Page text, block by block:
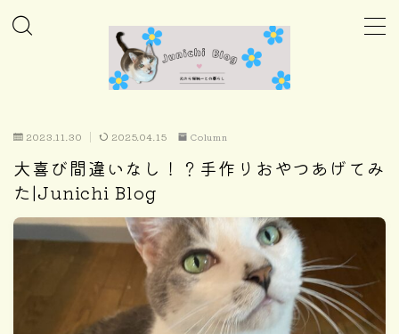
Column
Daily
2023.11.30 2025.04.15 Column
大喜び間違いなし！？手作りおやつあげてみ
た|Junichi Blog